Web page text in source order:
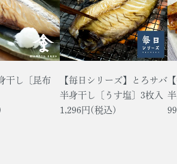
干し〔昆布
【毎日シリーズ】とろサバ
半身干し〔うす塩〕3枚入
1,296円(税込)